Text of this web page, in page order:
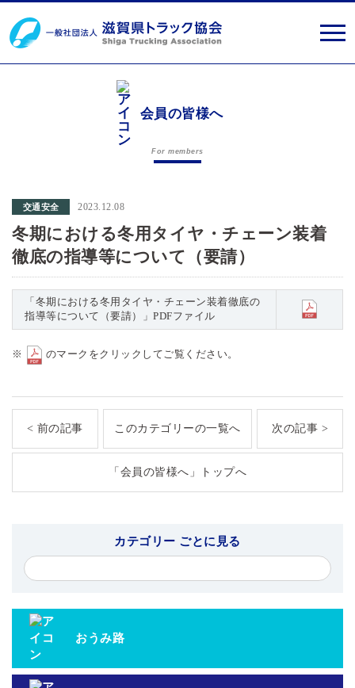
会員の皆様へ
For members
交通安全 2023.12.08
冬期における冬用タイヤ・チェーン装着
徹底の指導等について（要請）
「冬期における冬用タイヤ・チェーン装着徹底の
指導等について（要請）」PDFファイル
※ のマークをクリックしてご覧ください。
< 前の記事 このカテゴリーの一覧へ 次の記事 >
「会員の皆様へ」トップへ
カテゴリー ごとに見る
おうみ路